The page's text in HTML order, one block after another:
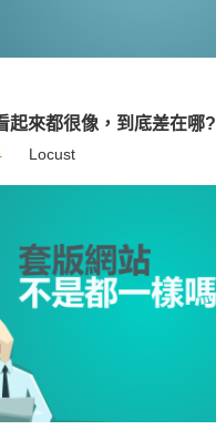
起來都很像，到底差在哪?
Locust